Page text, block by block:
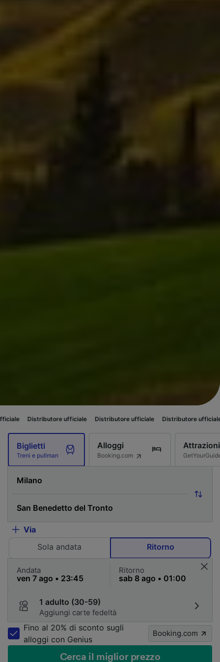
ufficiale Distributore ufficiale Distributore ufficiale
Biglietti
Treni e pullman
Alloggi
Booking.com
Attrazioni
Via
Sola andata
Ritorno
Andata Ritorno
1 adulto (30-59)
Aggiungi carte fedeltà
Fino al 20% di sconto sugli
alloggi con Genius
Booking.com
Cerca il miglior prezzo